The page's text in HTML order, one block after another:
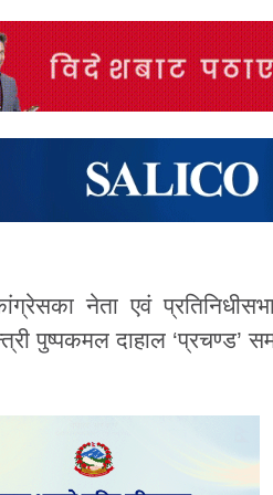
नेता एवं
पुष्पकमल दाहाल ‘प्रचण्ड’